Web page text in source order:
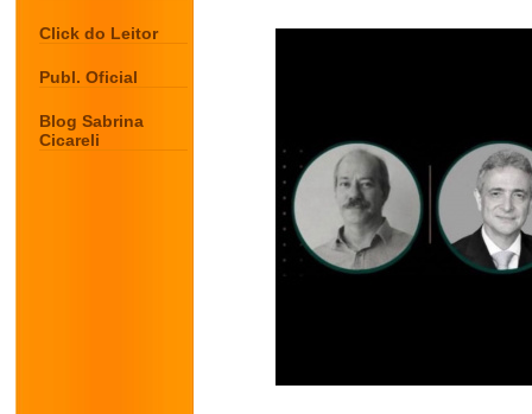
Click do Leitor
Publ. Oficial
Blog Sabrina
Cicareli